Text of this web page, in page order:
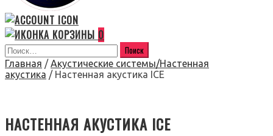
0
Главная / Акустические системы/Настенная
акустика / Настенная акустика ICE
НАСТЕННАЯ АКУСТИКА ICE